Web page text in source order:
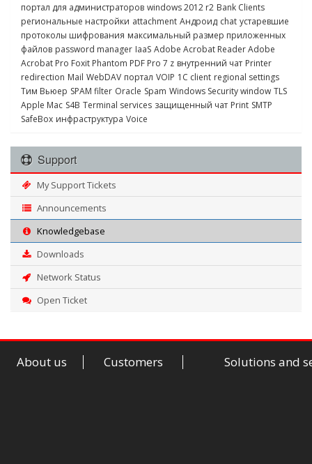
портал для администраторов windows 2012 r2 Bank Clients
региональные настройки attachment Андроид chat устаревшие
протоколы шифрования максимальный размер приложенных
файлов password manager IaaS Adobe Acrobat Reader Adobe
Acrobat Pro Foxit Phantom PDF Pro 7 z внутренний чат Printer
redirection Mail WebDAV портал VOIP 1C client regional settings
Тим Вьюер SPAM filter Oracle Spam Windows Security window TLS
Apple Mac S4B Terminal services защищенный чат Print SMTP
SafeBox инфраструктура Voice
Support
My Support Tickets
Announcements
Knowledgebase
Downloads
Network Status
Open Ticket
About us Customers Solutions and